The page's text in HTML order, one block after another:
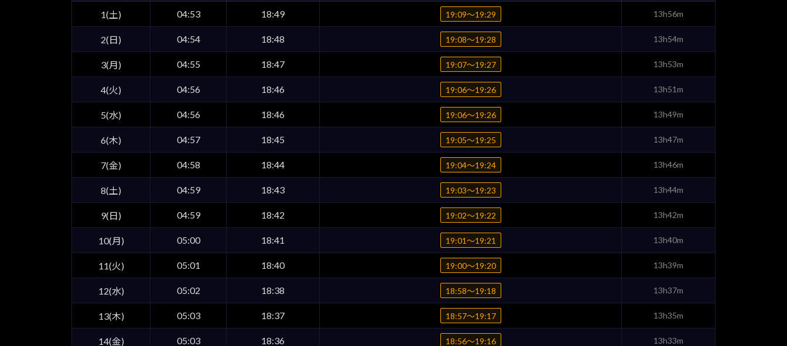
1(土) 04:53 18:49 19:09〜19:29 13h56m
2(日) 04:54 18:48 19:08〜19:28 13h54m
3(月) 04:55 18:47 19:07〜19:27 13h53m
4(火) 04:56 18:46 19:06〜19:26 13h51m
5(水) 04:56 18:46 19:06〜19:26 13h49m
6(木) 04:57 18:45 19:05〜19:25 13h47m
7(金) 04:58 18:44 19:04〜19:24 13h46m
8(土) 04:59 18:43 19:03〜19:23 13h44m
9(日) 04:59 18:42 19:02〜19:22 13h42m
10(月) 05:00 18:41 19:01〜19:21 13h40m
11(火) 05:01 18:40 19:00〜19:20 13h39m
12(水) 05:02 18:38 18:58〜19:18 13h37m
13(木) 05:03 18:37 18:57〜19:17 13h35m
14(金) 05:03 18:36 18:56〜19:16 13h33m